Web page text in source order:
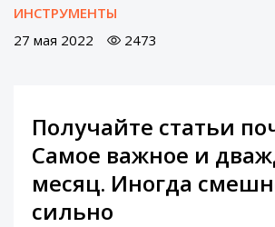
ИНСТРУМЕНТЫ
27 мая 2022
2473
Получайте статьи
Самое важное и
месяц. Иногда
сильно